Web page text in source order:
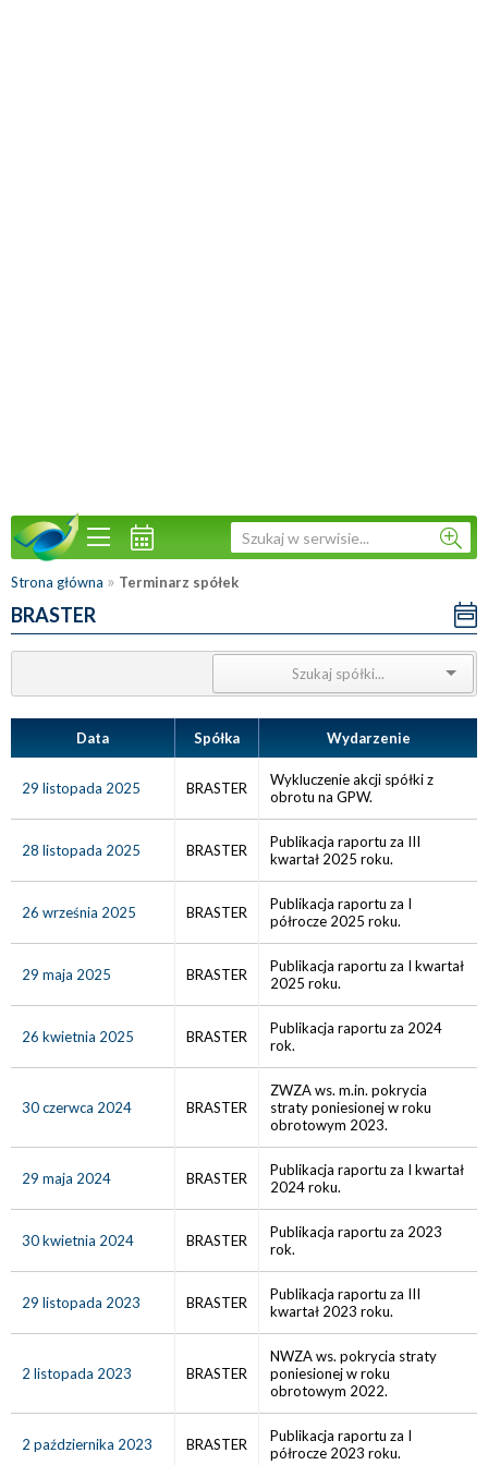
Strona główna » Terminarz spółek
BRASTER
Data Spółka Wydarzenie
29 listopada 2025 BRASTER
Wykluczenie akcji spółki z
obrotu na GPW.
28 listopada 2025 BRASTER
Publikacja raportu za III
kwartał 2025 roku.
26 września 2025 BRASTER
Publikacja raportu za I
półrocze 2025 roku.
29 maja 2025 BRASTER
Publikacja raportu za I kwartał
2025 roku.
26 kwietnia 2025 BRASTER
Publikacja raportu za 2024
rok.
30 czerwca 2024 BRASTER
ZWZA ws. m.in. pokrycia
straty poniesionej w roku
obrotowym 2023.
29 maja 2024 BRASTER
Publikacja raportu za I kwartał
2024 roku.
30 kwietnia 2024 BRASTER
Publikacja raportu za 2023
rok.
29 listopada 2023 BRASTER
Publikacja raportu za III
kwartał 2023 roku.
2 listopada 2023 BRASTER
NWZA ws. pokrycia straty
poniesionej w roku
obrotowym 2022.
2 października 2023 BRASTER
Publikacja raportu za I
półrocze 2023 roku.